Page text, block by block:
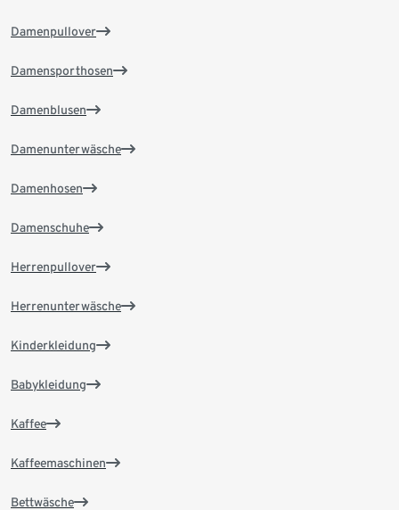
Damenpullover
Damensporthosen
Damenblusen
Damenunterwäsche
Damenhosen
Damenschuhe
Herrenpullover
Herrenunterwäsche
Kinderkleidung
Babykleidung
Kaffee
Kaffeemaschinen
Bettwäsche